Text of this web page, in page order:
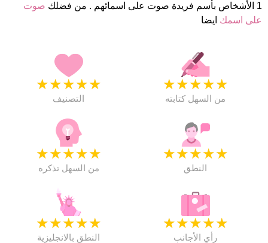
1 الأشخاص بأسم فريدة صوت على اسمائهم . من فضلك
صوت
على اسمك ايضا
★
★
★
★
★
التصنيف
★
★
★
★
★
من السهل كتابته
★
★
★
★
★
من السهل تذكره
★
★
★
★
★
النطق
★
★
★
★
★
النطق بالانجليزية
★
★
★
★
★
رأي الأجانب